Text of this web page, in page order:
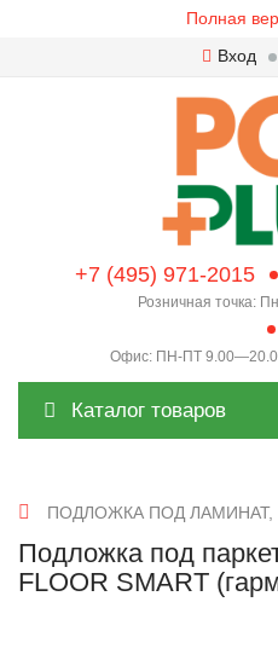
Полная
Вход
+7 (495) 971-2015
Розничная точка:
Офис: ПН-ПТ
Каталог товаров
ПОДЛОЖКА ПОД ЛАМИНАТ,
Подложка под
FLOOR SMART